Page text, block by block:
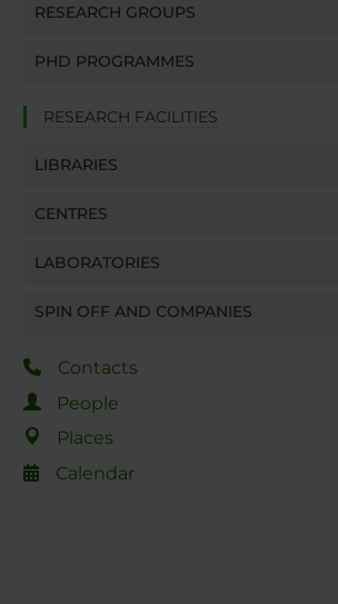
RESEARCH GROUPS
PHD PROGRAMMES
RESEARCH FACILITIES
LIBRARIES
CENTRES
LABORATORIES
SPIN OFF AND COMPANIES
Contacts
People
Places
Calendar